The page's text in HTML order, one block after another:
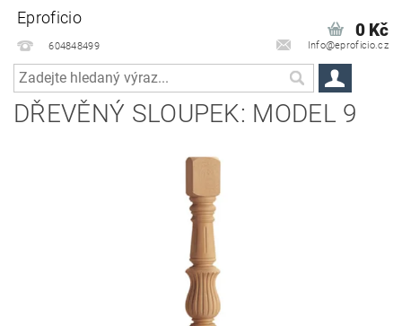
Eproficio
604848499 Info@eproficio.cz
0 Kč
DŘEVĚNÝ SLOUPEK: MODEL 9